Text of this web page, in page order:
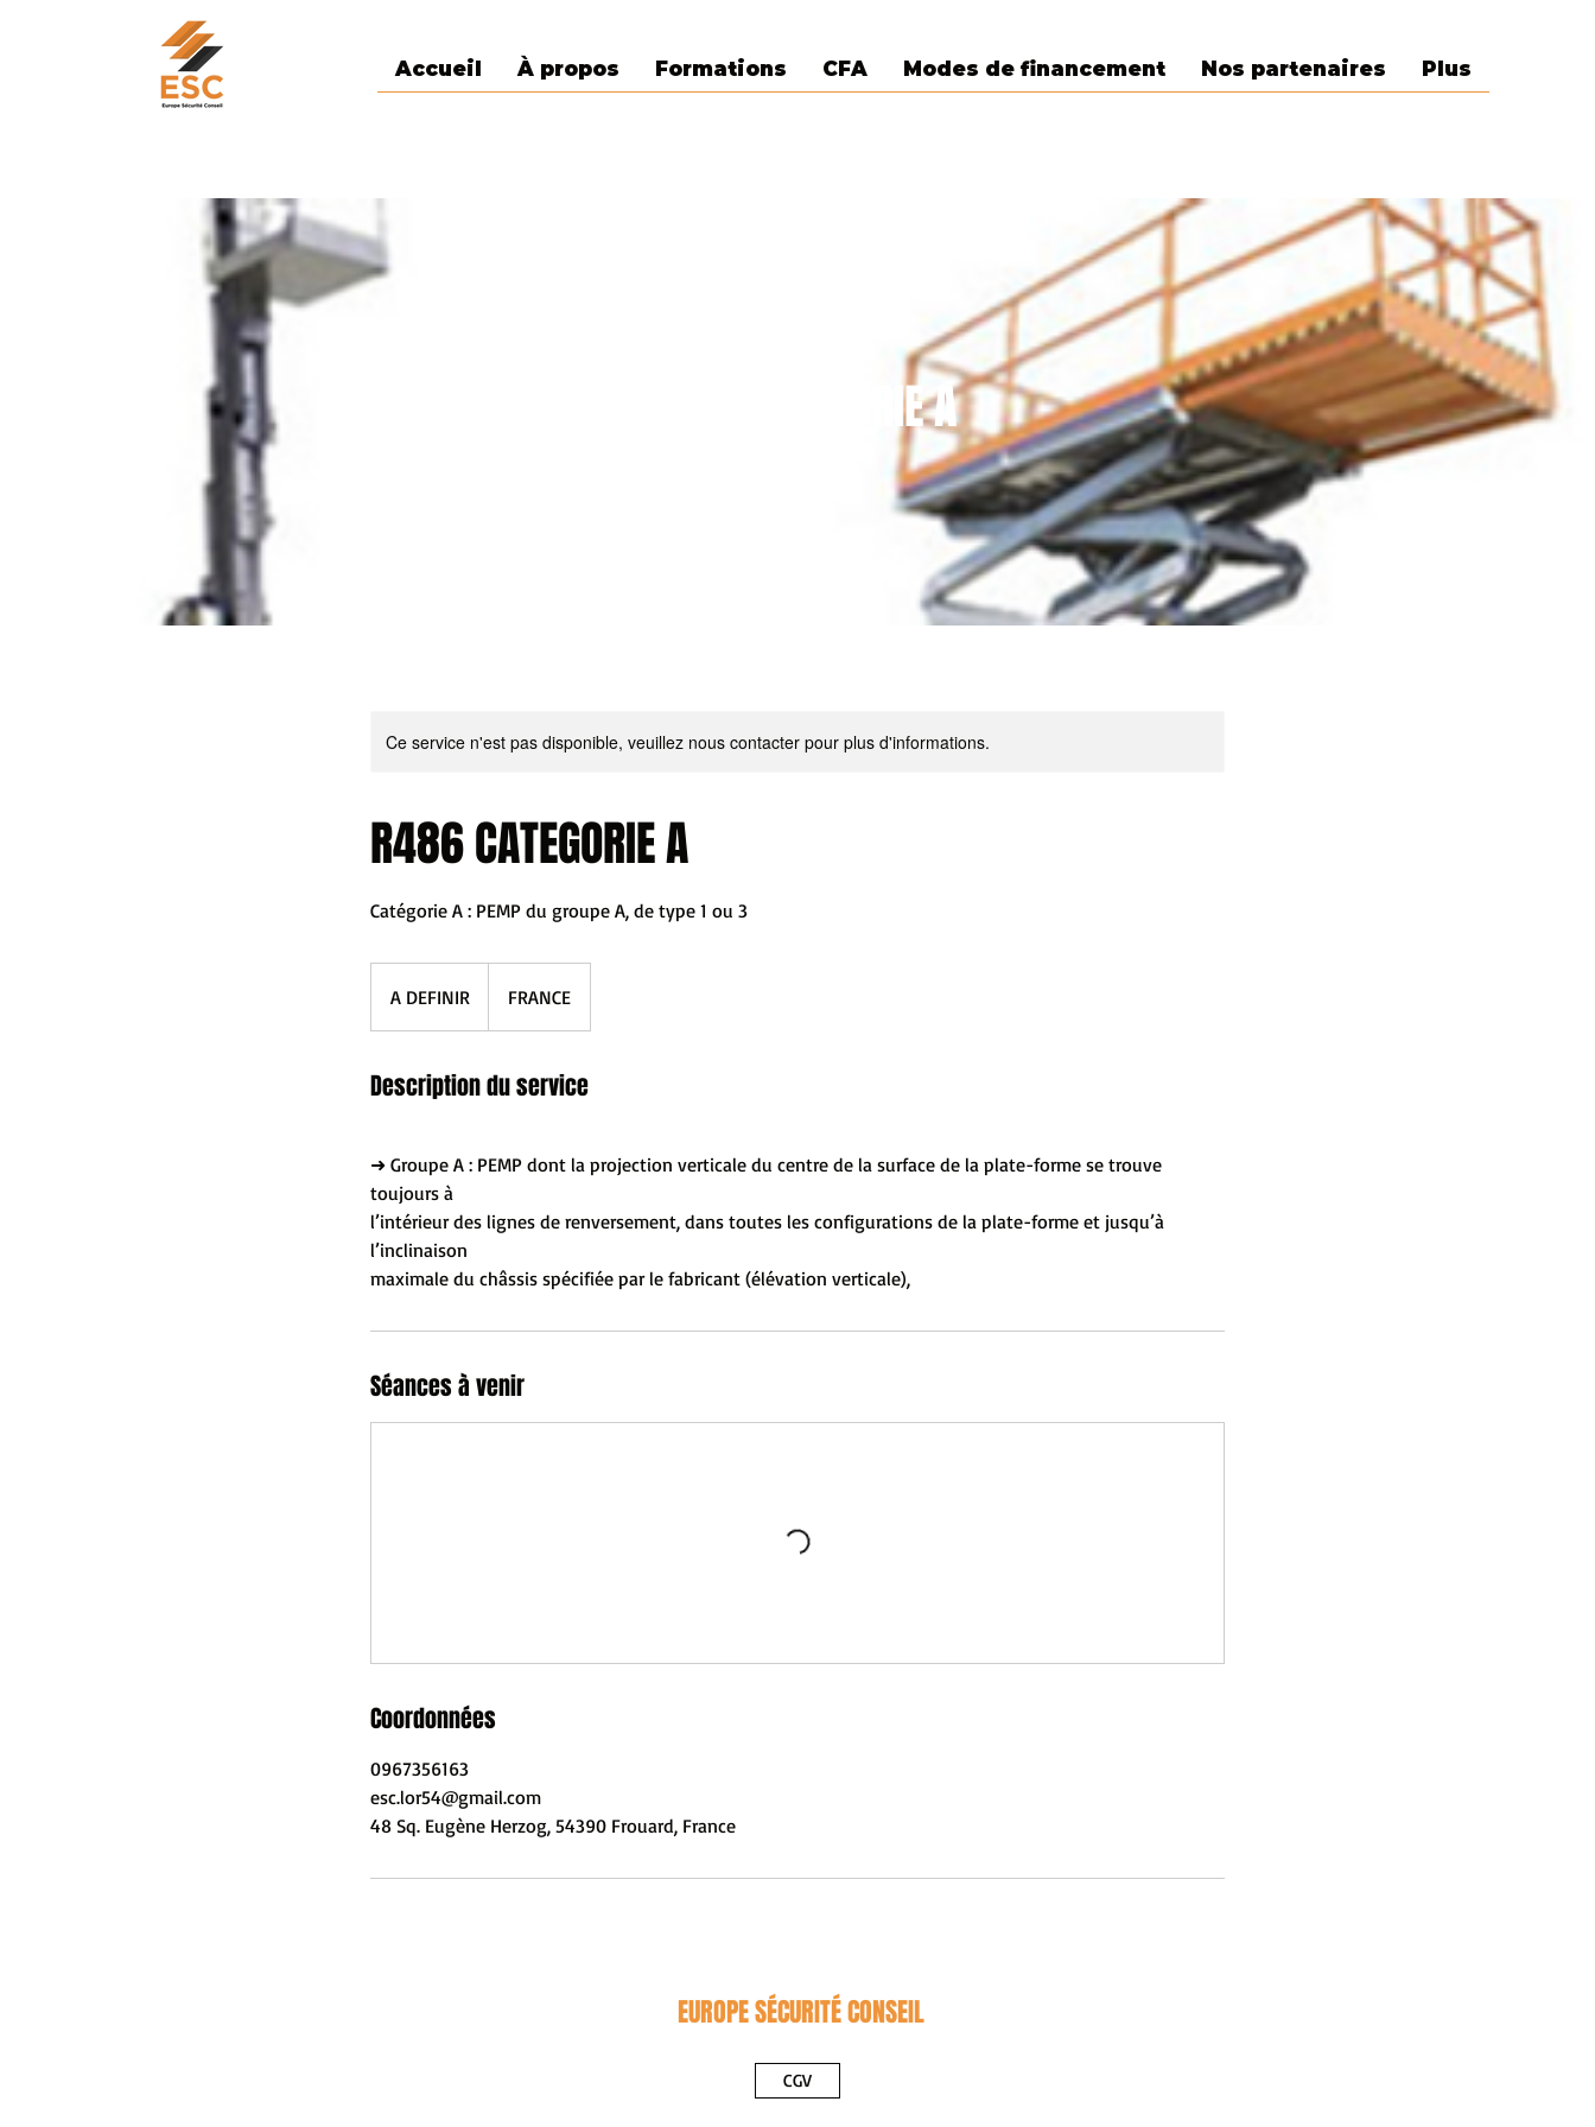
Accueil À propos Formations CFA Modes de financement Nos partenaires Plus
R486 CATEGORIE A
Ce service n'est pas disponible, veuillez nous contacter pour plus d'informations.
R486 CATEGORIE A
Catégorie A : PEMP du groupe A, de type 1 ou 3
A DEFINIR FRANCE
Description du service
➜ Groupe A : PEMP dont la projection verticale du centre de la surface de la plate-forme se trouve
toujours à
l’intérieur des lignes de renversement, dans toutes les configurations de la plate-forme et jusqu’à
l’inclinaison
Séances à venir
Coordonnées
0967356163
esc.lor54@gmail.com
48 Sq. Eugène Herzog, 54390 Frouard, France
EUROPE SÉCURITÉ CONSEIL
CGV